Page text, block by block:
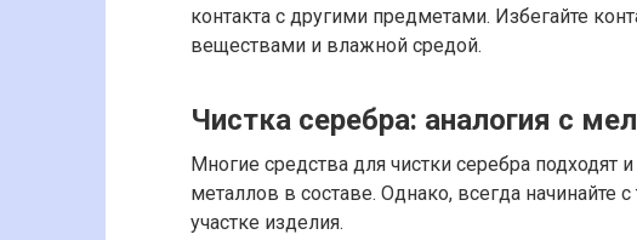
контакта с другими предметами. Избегайте
веществами и влажной средой.
Чистка серебра: аналогия с
Многие средства для чистки серебра подходят
металлов в составе. Однако, всегда начинайте
участке изделия.